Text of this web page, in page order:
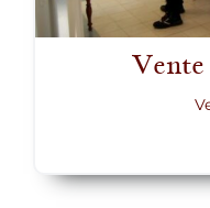
Vente